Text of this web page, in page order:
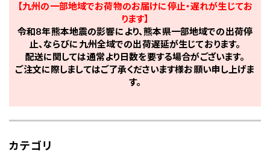
【九州の一部地域でお荷物のお届けに停止・遅れが生じてお
ります】
令和8年熊本地震の影響により、熊本県一部地域での出荷停
止、ならびに九州全域での出荷遅延が生じております。
配送に関しては通常より日数を要する場合がございます。
ご注文に際しましてはご了承くださいます様お願い申し上げま
す。
カテゴリ